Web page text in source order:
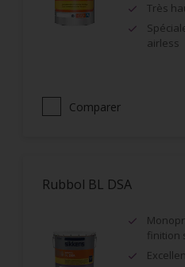
Très
airless
Comparer
Rubbol BL DSA
finition